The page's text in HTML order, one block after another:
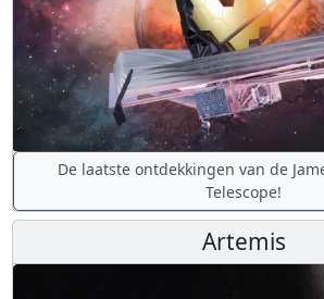
De laatste ontdekkingen van de
Telescope!
Artemis